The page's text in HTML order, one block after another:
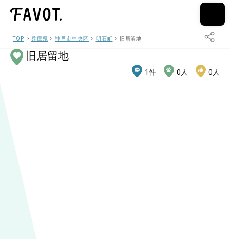
TOP 兵庫県 神戸市中央区 明石町 旧居留地
旧居留地
1件 0 人 0 人